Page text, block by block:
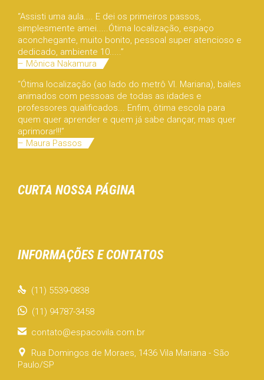
“Assisti uma aula.... E dei os primeiros passos,
simplesmente amei.....Ótima localização, espaço
aconchegante, muito bonito, pessoal super atencioso e
dedicado, ambiente 10.....”
– Mônica Nakamura
“Ótima localização (ao lado do metrô Vl. Mariana), bailes
animados com pessoas de todas as idades e
professores qualificados... Enfim, ótima escola para
quem quer aprender e quem já sabe dançar, mas quer
aprimorar!!!”
– Maura Passos
CURTA NOSSA PÁGINA
INFORMAÇÕES E CONTATOS
 (11) 5539-0838
(11) 94787-3458
 contato@espacovila.com.br

Rua Domingos de Moraes, 1436 Vila Mariana - São
Paulo/SP